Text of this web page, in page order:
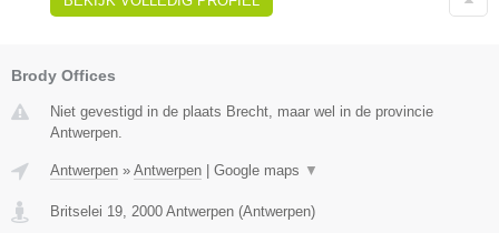
Brody Offices
Niet gevestigd in de plaats Brecht, maar wel in de provincie
Antwerpen.
Antwerpen » Antwerpen Google maps ▼
Britselei 19, 2000 Antwerpen (Antwerpen)